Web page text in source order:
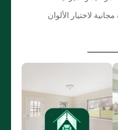
لاختيار الألوان